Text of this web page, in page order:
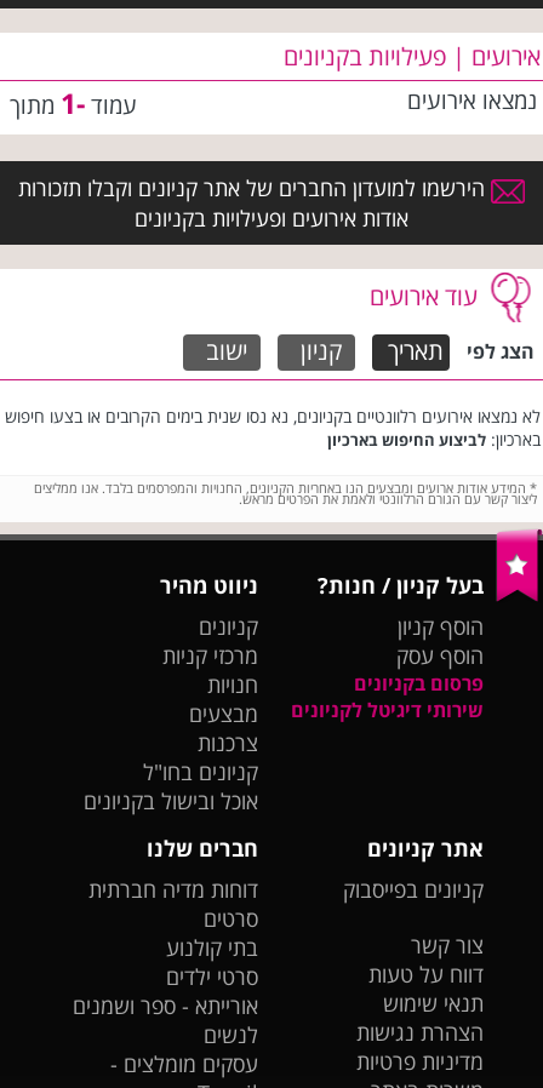
אירועים | פעילויות בקניונים
עמוד-1 מתוך נמצאו אירועים
הירשמו למועדון החברים של אתר קניונים וקבלו תזכורות
אודות אירועים ופעילויות בקניונים
עוד אירועים
הצג לפי תאריך קניון ישוב
לא נמצאו אירועים רלוונטיים בקניונים, נא נסו שנית בימים הקרובים או בצעו חיפוש
בארכיון: לביצוע החיפוש בארכיון
* המידע אודות ארועים ומבצעים הנו באחריות הקניונים, החנויות והמפרסמים בלבד. אנו ממליצים
ליצור קשר עם הגורם הרלוונטי ולאמת את הפרטים מראש.
בעל קניון / חנות?
הוסף קניון
הוסף עסק
פרסום בקניונים
שירותי דיגיטל לקניונים
ניווט מהיר
קניונים
מרכזי קניות
חנויות
מבצעים
צרכנות
קניונים בחו"ל
אוכל ובישול בקניונים
אתר קניונים
קניונים בפייסבוק
צור קשר
דווח על טעות
תנאי שימוש
הצהרת נגישות
מדיניות פרטיות
חברים שלנו
דוחות מדיה חברתית
סרטים
בתי קולנוע
סרטי ילדים
אורייתא - ספר ושמנים
לנשים
עסקים מומלצים -